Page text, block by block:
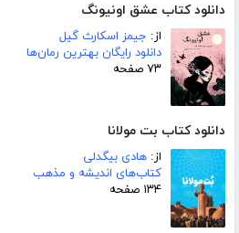
دانلود کتاب عشق اونیونگ
از: جیمز اسکارث گیل
دانلود رایگان بهترین رمان‌ها
۷۳ صفحه
دانلود کتاب بت مولانا
از: هادی بیگدلی
کتاب‌های اندیشه و مذهب
۱۳۴ صفحه